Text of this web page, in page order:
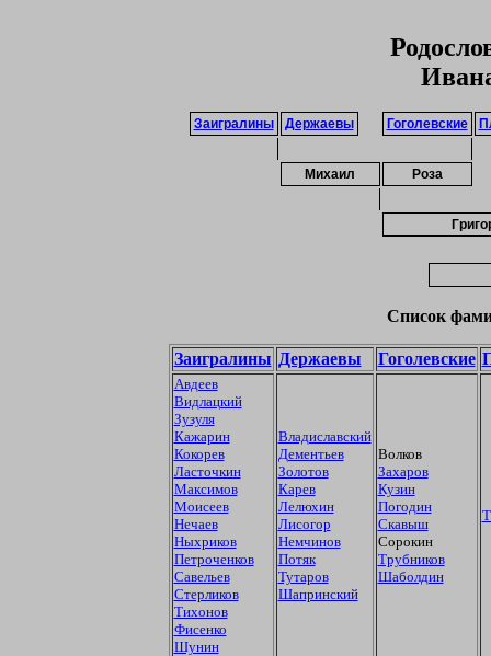
Заигралины Держаевы Гоголевские
Михаил Роза
Список
Заигралины Держаевы Гоголевские
Авдеев
Видлацкий
Зузуля
Кажарин
Кокорев
Ласточкин
Максимов
Моисеев
Нечаев
Ныхриков
Петроченков
Савельев
Стерликов
Тихонов
Фисенко
Шунин
Владиславский
Дементьев
Золотов
Карев
Лелюхин
Лисогор
Немчинов
Потяк
Тутаров
Шапринский
Волков
Захаров
Кузин
Погодин
Скавыш
Сорокин
Трубников
Шаболдин